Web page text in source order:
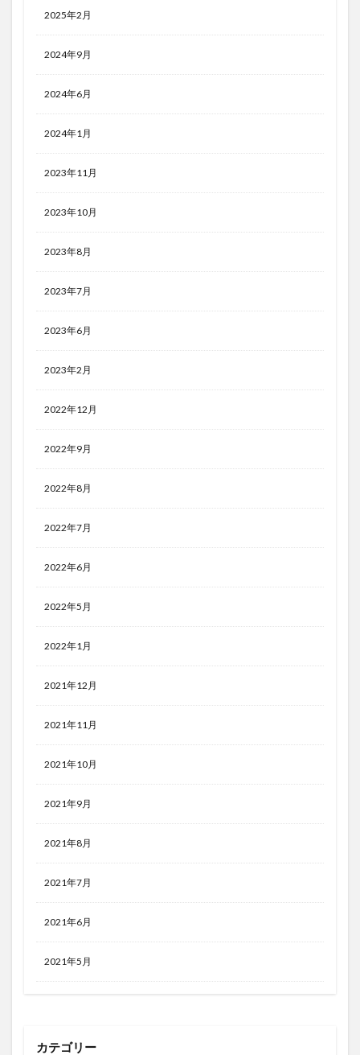
2025年2月
2024年9月
2024年6月
2024年1月
2023年11月
2023年10月
2023年8月
2023年7月
2023年6月
2023年2月
2022年12月
2022年9月
2022年8月
2022年7月
2022年6月
2022年5月
2022年1月
2021年12月
2021年11月
2021年10月
2021年9月
2021年8月
2021年7月
2021年6月
2021年5月
カテゴリー